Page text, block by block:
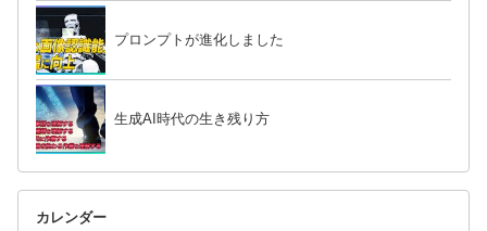
プロンプトが進化しました
生成AI時代の生き残り方
カレンダー